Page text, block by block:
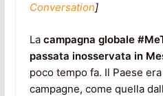
Conversation]
La campagna globale
passata inosservata in
poco tempo fa. Il Paese
campagne, come quella